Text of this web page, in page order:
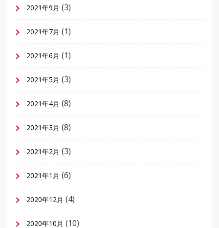
2021年9月 (3)
2021年7月 (1)
2021年6月 (1)
2021年5月 (3)
2021年4月 (8)
2021年3月 (8)
2021年2月 (3)
2021年1月 (6)
2020年12月 (4)
2020年10月 (10)